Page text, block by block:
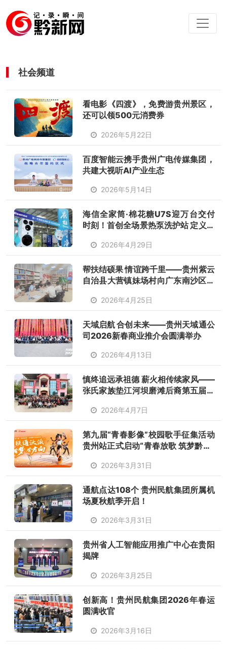
社会频道
看电影《四渡》，免费游贵州景区，
还可以领500元消费券
2026年5月22日
百度智能云携手贵州广电传媒集团，
共建大视听AI产业生态
2026年5月14日
海信全家筒·棉花糖U7S迎万台交付
时刻！首创全场景热泵洗护站 定义家
2026年4月29日
帮扶结硕果 情谊跨千里——贵州紫云
自治县大营镇妹场村向广东南沙区榄
2026年4月25日
天域启航 合创未来——贵州天域通公
司2026新春商业推介会圆满举办
2026年4月13日
慎终追远承祖德 薪火相传续家风——
张氏家族垫江河坝磨滩后裔第五届清
举行 2026年4月7日
第九届“青春影像”校园歌手征集活动
贵州站正式启动“青春放歌 筑梦黔地”
2026年3月31日
通航点达108个 贵州民航集团所属机
场夏秋航季开启！
2026年3月31日
贵州省人工智能应用推广中心在贵阳
揭牌
2026年3月25日
创新高！贵州民航集团2026年春运
圆满收官
2026年3月16日